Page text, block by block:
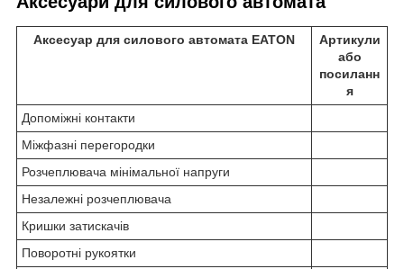
Аксесуар для силового автомата EATON
Артикули
або
посиланн
я
Допоміжні контакти
Міжфазні перегородки
Розчеплювача мінімальної напруги
Незалежні розчеплювача
Кришки затискачів
Поворотні рукоятки